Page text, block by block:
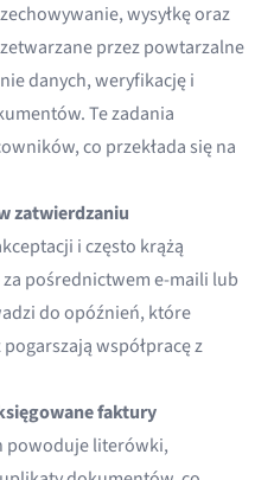
wysyłkę oraz
przez powtarzalne
danych, weryfikację i
Te zadania
co przekłada się na
zatwierdzaniu
i często krążą
pośrednictwem e-maili lub
do opóźnień, które
współpracę z
faktury
powoduje literówki,